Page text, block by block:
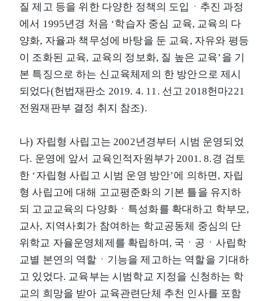
질 제고 등을 위한 다양한 정책의 도입ㆍ추진 과정
에서 1995년경 처음 ‘학습자 중심 교육, 교육의 다
양화, 자율과 책무성에 바탕을 둔 교육, 자유와 평등
이 조화된 교육, 교육의 정보화, 질 높은 교육’을 기
본 특징으로 하는 신교육체제의 한 방안으로 제시
되었다(헌법재판소 2019. 4. 11. 선고 2018헌마221
전원재판부 결정 취지 참조).
나) 자립형 사립고는 2002년경부터 시범 운영되었
다. 운영에 앞서 교육인적자원부가 2001. 8.경 검토
한 ‘자립형 사립고 시범 운영 방안’에 의하면, 자립
형 사립고에 대해 고교평준화의 기본 틀을 유지하
되 고교교육의 다양화ㆍ특성화를 확대하고 학부모,
교사, 지역사회가 참여하는 학교공동체 중심의 단
위학교 자율운영체제를 확립하며, 국ㆍ공ㆍ사립학
교별 본연의 역할ㆍ기능을 제고하는 역할을 기대하
고 있었다. 교육부는 시범학교 지정을 신청하는 학
교의 희망을 받아 교육관련단체 추천 인사를 포함